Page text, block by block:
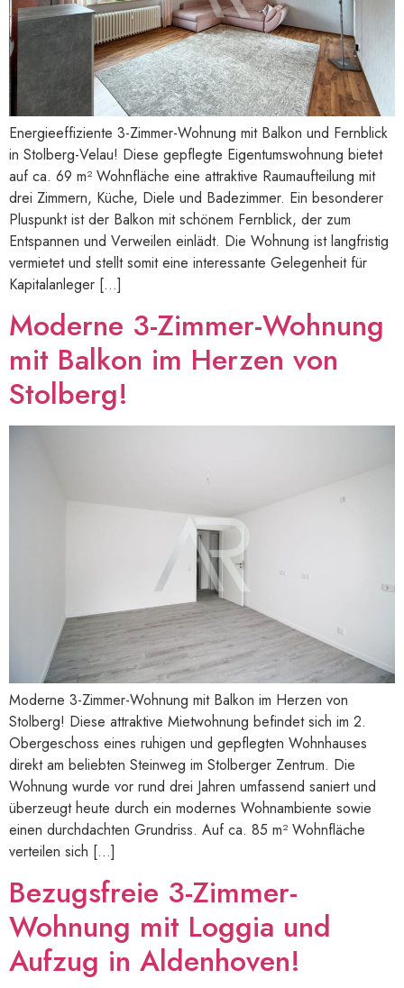
Energieeffiziente 3-Zimmer-Wohnung mit Balkon und Fernblick
in Stolberg-Velau! Diese gepflegte Eigentumswohnung bietet
auf ca. 69 m² Wohnfläche eine attraktive Raumaufteilung mit
drei Zimmern, Küche, Diele und Badezimmer. Ein besonderer
Pluspunkt ist der Balkon mit schönem Fernblick, der zum
Entspannen und Verweilen einlädt. Die Wohnung ist langfristig
vermietet und stellt somit eine interessante Gelegenheit für
Kapitalanleger […]
Moderne 3-Zimmer-Wohnung
mit Balkon im Herzen von
Stolberg!
Moderne 3-Zimmer-Wohnung mit Balkon im Herzen von
Stolberg! Diese attraktive Mietwohnung befindet sich im 2.
Obergeschoss eines ruhigen und gepflegten Wohnhauses
direkt am beliebten Steinweg im Stolberger Zentrum. Die
Wohnung wurde vor rund drei Jahren umfassend saniert und
überzeugt heute durch ein modernes Wohnambiente sowie
einen durchdachten Grundriss. Auf ca. 85 m² Wohnfläche
verteilen sich […]
Bezugsfreie 3-Zimmer-
Wohnung mit Loggia und
Aufzug in Aldenhoven!